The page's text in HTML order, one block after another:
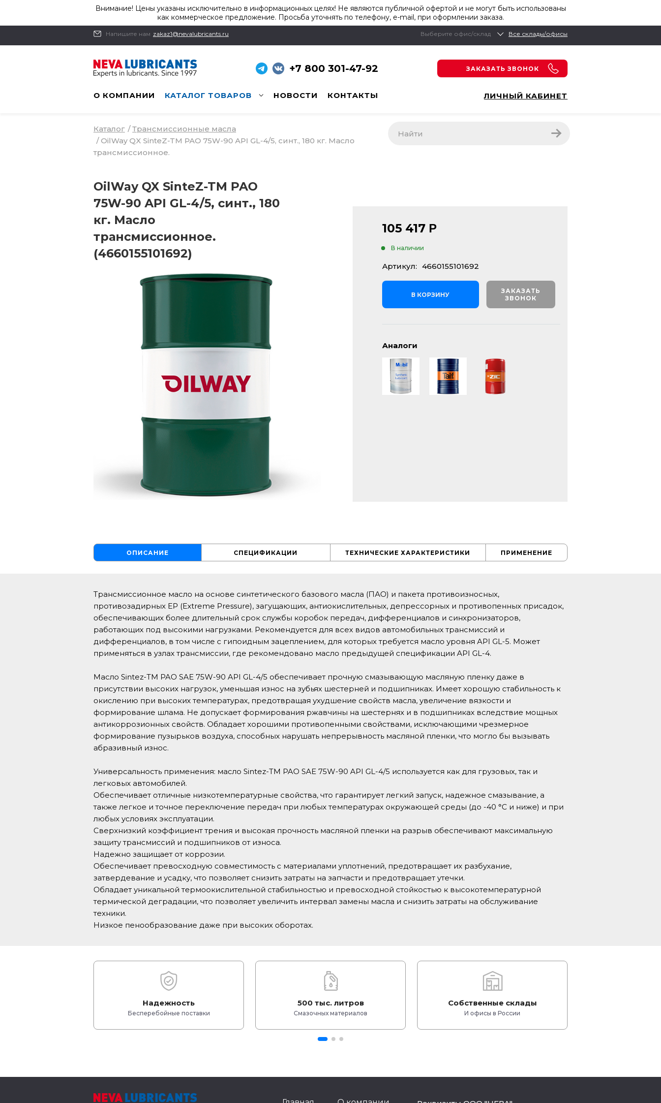
Внимание! Цены указаны исключительно в информационных целях! Не являются публичной офертой и не могут быть использованы
как коммерческое предложение. Просьба уточнять по телефону, e-mail, при оформлении заказа.
Напишите нам zakaz1@nevalubricants.ru Выберите офис/склад Все склады/офисы
+7 800 301-47-92 ЗАКАЗАТЬ ЗВОНОК
О КОМПАНИИ КАТАЛОГ ТОВАРОВ НОВОСТИ КОНТАКТЫ ЛИЧНЫЙ КАБИНЕТ
Каталог / Трансмиссионные масла
/ OilWay QX SinteZ-TM PAO 75W-90 API GL-4/5, синт., 180 кг. Масло
трансмиссионное.
OilWay QX SinteZ-TM PAO
75W-90 API GL-4/5, синт., 180
кг. Масло
трансмиссионное.
(4660155101692)
105 417 Р
В наличии
Артикул: 4660155101692
В КОРЗИНУ
ЗАКАЗАТЬ
ЗВОНОК
Аналоги
ОПИСАНИЕ СПЕЦИФИКАЦИИ ТЕХНИЧЕСКИЕ ХАРАКТЕРИСТИКИ ПРИМЕНЕНИЕ
Трансмиссионное масло на основе синтетического базового масла (ПАО) и пакета противоизносных,
противозадирных ЕР (Extreme Pressure), загущающих, антиокислительных, депрессорных и противопенных присадок,
обеспечивающих более длительный срок службы коробок передач, дифференциалов и синхронизаторов,
работающих под высокими нагрузками. Рекомендуется для всех видов автомобильных трансмиссий и
дифференциалов, в том числе с гипоидным зацеплением, для которых требуется масло уровня API GL-5. Может
применяться в узлах трансмиссии, где рекомендовано масло предыдущей спецификации API GL-4.
Масло Sintez-TM PAO SAE 75W-90 API GL-4/5 обеспечивает прочную смазывающую масляную пленку даже в
присутствии высоких нагрузок, уменьшая износ на зубьях шестерней и подшипниках. Имеет хорошую стабильность к
окислению при высоких температурах, предотвращая ухудшение свойств масла, увеличение вязкости и
формирование шлама. Не допускает формирования ржавчины на шестернях и в подшипниках вследствие мощных
антикоррозионных свойств. Обладает хорошими противопенными свойствами, исключающими чрезмерное
формирование пузырьков воздуха, способных нарушать непрерывность масляной пленки, что могло бы вызывать
абразивный износ.
Универсальность применения: масло Sintez-TM PAO SAE 75W-90 API GL-4/5 используется как для грузовых, так и
легковых автомобилей.
Обеспечивает отличные низкотемпературные свойства, что гарантирует легкий запуск, надежное смазывание, а
также легкое и точное переключение передач при любых температурах окружающей среды (до -40 °C и ниже) и при
любых условиях эксплуатации.
Сверхнизкий коэффициент трения и высокая прочность масляной пленки на разрыв обеспечивают максимальную
защиту трансмиссий и подшипников от износа.
Надежно защищает от коррозии.
Обеспечивает превосходную совместимость с материалами уплотнений, предотвращает их разбухание,
затвердевание и усадку, что позволяет снизить затраты на запчасти и предотвращает утечки.
Обладает уникальной термоокислительной стабильностью и превосходной стойкостью к высокотемпературной
термической деградации, что позволяет увеличить интервал замены масла и снизить затраты на обслуживание
техники.
Низкое пенообразование даже при высоких оборотах.
Надежность
Бесперебойные поставки
500 тыс. литров
Смазочных материалов
Собственные склады
И офисы в России